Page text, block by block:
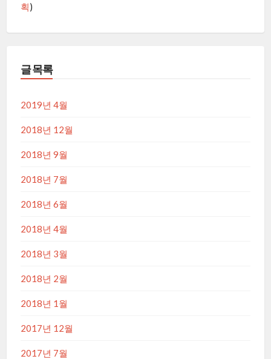
획)
글 목록
2019년 4월
2018년 12월
2018년 9월
2018년 7월
2018년 6월
2018년 4월
2018년 3월
2018년 2월
2018년 1월
2017년 12월
2017년 7월